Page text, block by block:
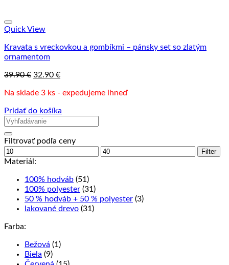
Quick View
Kravata s vreckovkou a gombíkmi – pánsky set so zlatým
ornamentom
39.90€ Pôvodná
bola:
32.90 €Aktuálna
je:
Na sklade 3 ks - expedujeme ihneď
Pridať do košíka
Filtrovať podľa ceny
Minimálna
cena
Maximálna
Filter
Materiál:
100% hodváb (51)
100% polyester (31)
50 % hodváb + 50 % polyester (3)
lakované drevo (31)
Farba:
Bežová (1)
Biela (9)